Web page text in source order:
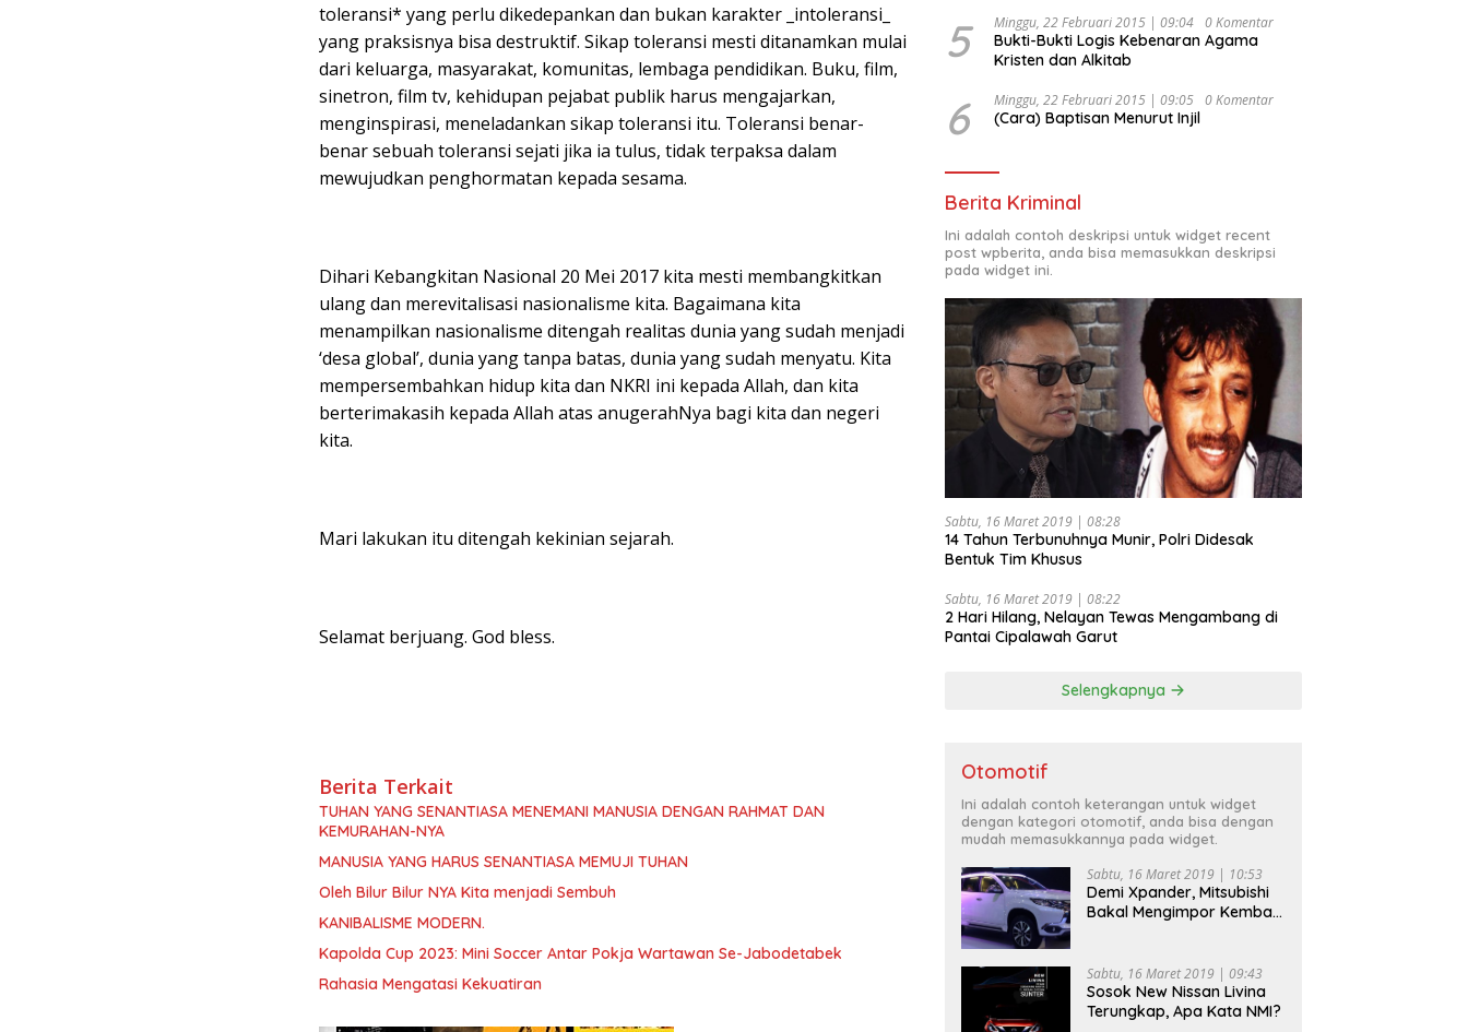
toleransi* yang perlu dikedepankan dan bukan karakter _intoleransi_
yang praksisnya bisa destruktif. Sikap toleransi mesti ditanamkan mulai
dari keluarga, masyarakat, komunitas, lembaga pendidikan. Buku, film,
sinetron, film tv, kehidupan pejabat publik harus mengajarkan,
menginspirasi, meneladankan sikap toleransi itu. Toleransi benar-
benar sebuah toleransi sejati jika ia tulus, tidak terpaksa dalam
mewujudkan penghormatan kepada sesama.
Dihari Kebangkitan Nasional 20 Mei 2017 kita mesti membangkitkan
ulang dan merevitalisasi nasionalisme kita. Bagaimana kita
menampilkan nasionalisme ditengah realitas dunia yang sudah menjadi
‘desa global’, dunia yang tanpa batas, dunia yang sudah menyatu. Kita
mempersembahkan hidup kita dan NKRI ini kepada Allah, dan kita
berterimakasih kepada Allah atas anugerahNya bagi kita dan negeri
kita.
Mari lakukan itu ditengah kekinian sejarah.
Selamat berjuang. God bless.
Berita Terkait
TUHAN YANG SENANTIASA MENEMANI MANUSIA DENGAN RAHMAT DAN
KEMURAHAN-NYA
MANUSIA YANG HARUS SENANTIASA MEMUJI TUHAN
Oleh Bilur Bilur NYA Kita menjadi Sembuh
KANIBALISME MODERN.
Kapolda Cup 2023: Mini Soccer Antar Pokja Wartawan Se-Jabodetabek
Rahasia Mengatasi Kekuatiran
5 Minggu, 22 Februari 2015 | 09:04 0 Komentar
Bukti-Bukti Logis Kebenaran Agama
Kristen dan Alkitab
6 Minggu, 22 Februari 2015 | 09:05 0 Komentar
(Cara) Baptisan Menurut Injil
Berita Kriminal
Ini adalah contoh deskripsi untuk widget recent
post wpberita, anda bisa memasukkan deskripsi
pada widget ini.
Sabtu, 16 Maret 2019 | 08:28
14 Tahun Terbunuhnya Munir, Polri Didesak
Bentuk Tim Khusus
Sabtu, 16 Maret 2019 | 08:22
2 Hari Hilang, Nelayan Tewas Mengambang di
Pantai Cipalawah Garut
Selengkapnya
Otomotif
Ini adalah contoh keterangan untuk widget
dengan kategori otomotif, anda bisa dengan
mudah memasukkannya pada widget.
Sabtu, 16 Maret 2019 | 10:53
Demi Xpander, Mitsubishi
Bakal Mengimpor Kembali
Sabtu, 16 Maret 2019 | 09:43
Sosok New Nissan Livina
Terungkap, Apa Kata NMI?